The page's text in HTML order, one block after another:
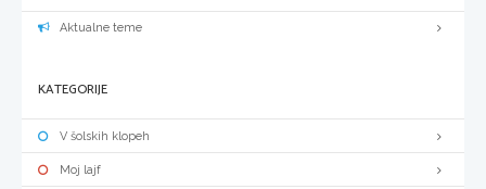
Aktualne teme
KATEGORIJE
V šolskih klopeh
Moj lajf